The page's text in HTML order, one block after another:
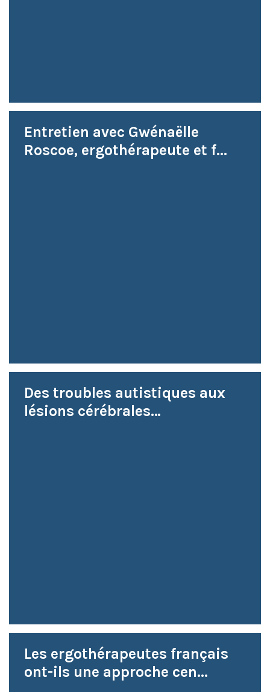
Entretien avec Gwénaëlle
Roscoe, ergothérapeute et f...
Des troubles autistiques aux
lésions cérébrales…
Les ergothérapeutes français
ont-ils une approche cen...